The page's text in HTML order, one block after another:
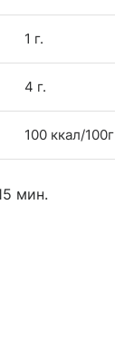
1 г.
4 г.
100 ккал/100г
мин.